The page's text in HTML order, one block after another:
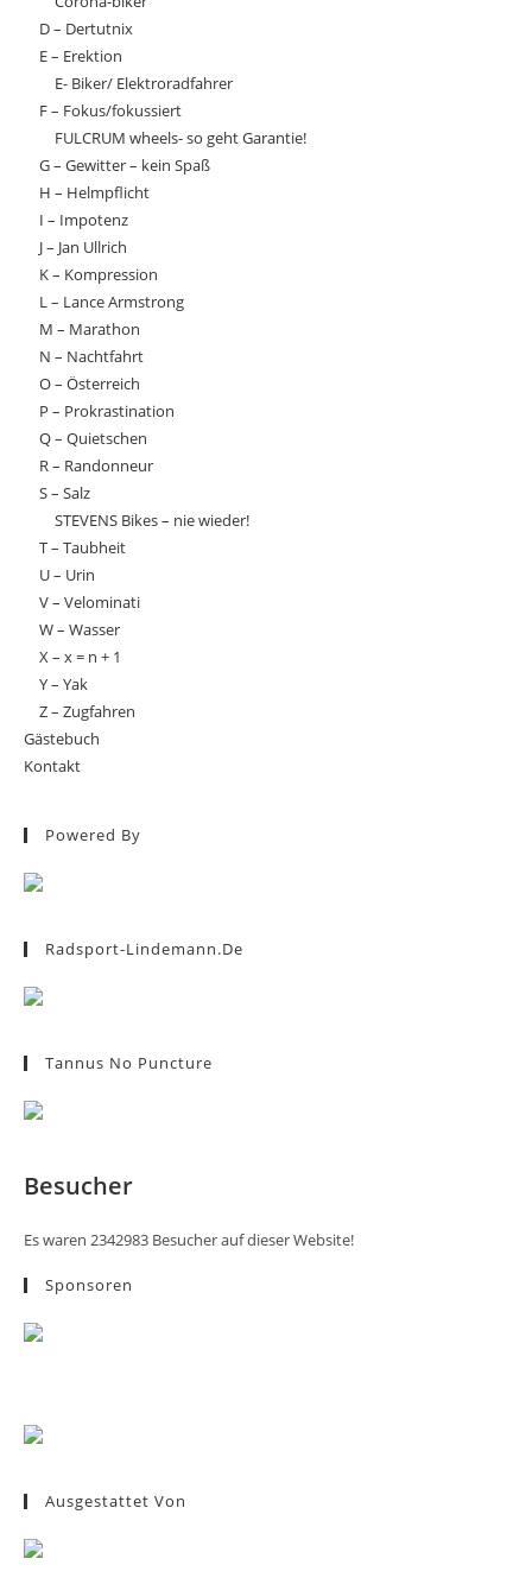
D – Dertutnix
E – Erektion
E- Biker/ Elektroradfahrer
F – Fokus/fokussiert
FULCRUM wheels- so geht Garantie!
G – Gewitter – kein Spaß
H – Helmpflicht
I – Impotenz
J – Jan Ullrich
K – Kompression
L – Lance Armstrong
M – Marathon
N – Nachtfahrt
O – Österreich
P – Prokrastination
Q – Quietschen
R – Randonneur
S – Salz
STEVENS Bikes – nie wieder!
T – Taubheit
U – Urin
V – Velominati
W – Wasser
X – x = n + 1
Y – Yak
Z – Zugfahren
Gästebuch
Kontakt
Powered By
Radsport-Lindemann.de
Tannus No Puncture
Besucher
Es waren 2342983 Besucher auf dieser Website!
Sponsoren
Ausgestattet Von